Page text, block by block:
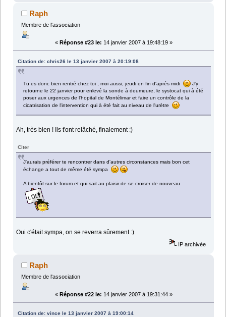
Raph
Membre de l'association
« Réponse #23 le: 14 janvier 2007 à 19:48:19 »
Citation de: chris26 le 13 janvier 2007 à 20:19:08
Tu es donc bien rentré chez toi , moi aussi, jeudi en fin d'aprés midi
J'y
retourne le 22 janvier pour enlevé la sonde à deumeure, le systocat qui à été
poser aux urgences de l'hopital de Montélimar et faire un contrôle de la
cicatrisation de l'intervention qui à été fait au niveau de l'urètre
Ah, très bien ! Ils t'ont relâché, finalement :)
Citer
J'aurais préférer te rencontrer dans d'autres circonstances mais bon cet
échange a tout de même été sympa
A bientôt sur le forum et qui sait au plaisir de se croiser de nouveau
Oui c'était sympa, on se reverra sûrement :)
IP archivée
Raph
Membre de l'association
« Réponse #22 le: 14 janvier 2007 à 19:31:44 »
Citation de: vince le 13 janvier 2007 à 19:00:14